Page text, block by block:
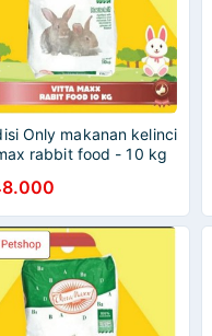
Only makanan kelinci
rabbit food - 10 kg